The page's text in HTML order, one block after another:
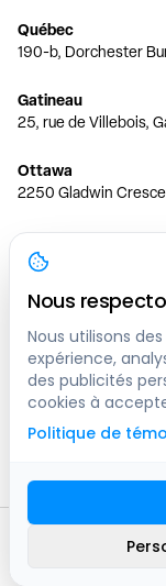
Québec
190-b, Dorchester
Gatineau
25, rue de Villebois,
Ottawa
2250 Gladwin
Toronto
150 Ferrand Dr, 6th
Vancouver
1200 W 73rd Ave
Calgary
444 5 Ave SW #400
2016 -
Nous
Nous utilisons
expérience,
des publicités
cookies à
Politique de